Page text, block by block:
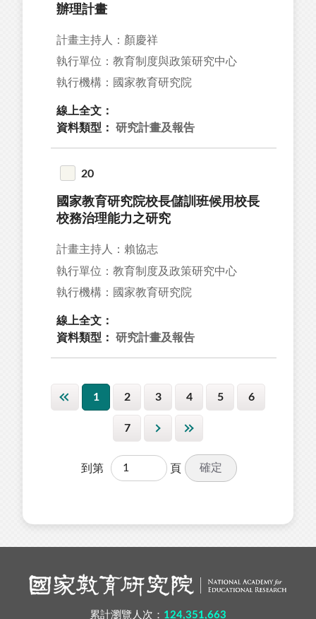
辦理計畫
計畫主持人：顏慶祥
執行單位：教育制度與政策研究中心
執行機構：國家教育研究院
線上全文：
資料類型：
研究計畫及報告
20
國家教育研究院校長儲訓班候用校長
校務治理能力之研究
計畫主持人：賴協志
執行單位：教育制度及政策研究中心
執行機構：國家教育研究院
線上全文：
資料類型：
研究計畫及報告
1 2 3 4 5 6
7
到第 頁 確定
累計瀏覽人次： 124,351,663